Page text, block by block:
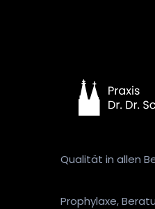
Qualität in allen
Prophylaxe,